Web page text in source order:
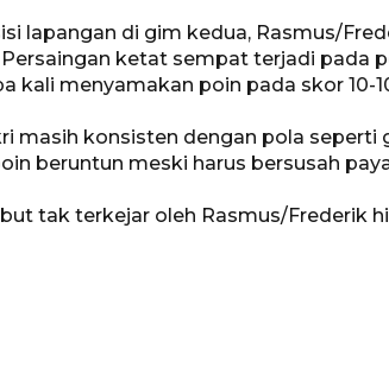
lapangan di gim kedua, Rasmus/
ketat sempat terjadi pada
kali menyamakan poin pada skor 10-10,
masih konsisten dengan pola seperti
beruntun meski harus bersusah
tak terkejar oleh Rasmus/Frederik
5